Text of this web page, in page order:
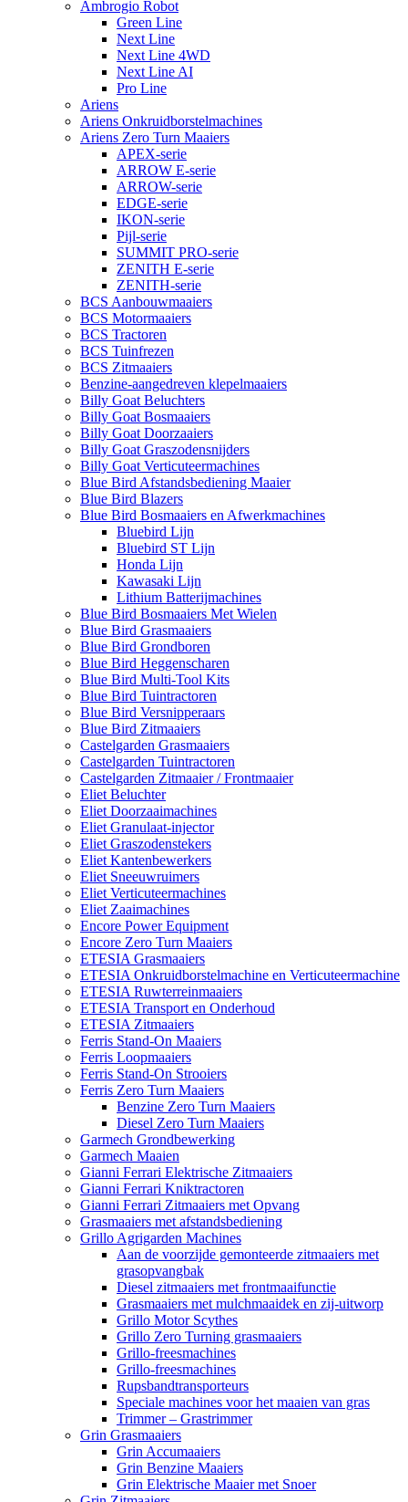
Ambrogio Robot
Green Line
Next Line
Next Line 4WD
Next Line AI
Pro Line
Ariens
Ariens Onkruidborstelmachines
Ariens Zero Turn Maaiers
APEX-serie
ARROW E-serie
ARROW-serie
EDGE-serie
IKON-serie
Pijl-serie
SUMMIT PRO-serie
ZENITH E-serie
ZENITH-serie
BCS Aanbouwmaaiers
BCS Motormaaiers
BCS Tractoren
BCS Tuinfrezen
BCS Zitmaaiers
Benzine-aangedreven klepelmaaiers
Billy Goat Beluchters
Billy Goat Bosmaaiers
Billy Goat Doorzaaiers
Billy Goat Graszodensnijders
Billy Goat Verticuteermachines
Blue Bird Afstandsbediening Maaier
Blue Bird Blazers
Blue Bird Bosmaaiers en Afwerkmachines
Bluebird Lijn
Bluebird ST Lijn
Honda Lijn
Kawasaki Lijn
Lithium Batterijmachines
Blue Bird Bosmaaiers Met Wielen
Blue Bird Grasmaaiers
Blue Bird Grondboren
Blue Bird Heggenscharen
Blue Bird Multi-Tool Kits
Blue Bird Tuintractoren
Blue Bird Versnipperaars
Blue Bird Zitmaaiers
Castelgarden Grasmaaiers
Castelgarden Tuintractoren
Castelgarden Zitmaaier / Frontmaaier
Eliet Beluchter
Eliet Doorzaaimachines
Eliet Granulaat-injector
Eliet Graszodenstekers
Eliet Kantenbewerkers
Eliet Sneeuwruimers
Eliet Verticuteermachines
Eliet Zaaimachines
Encore Power Equipment
Encore Zero Turn Maaiers
ETESIA Grasmaaiers
ETESIA Onkruidborstelmachine en Verticuteermachine
ETESIA Ruwterreinmaaiers
ETESIA Transport en Onderhoud
ETESIA Zitmaaiers
Ferris Stand-On Maaiers
Ferris Loopmaaiers
Ferris Stand-On Strooiers
Ferris Zero Turn Maaiers
Benzine Zero Turn Maaiers
Diesel Zero Turn Maaiers
Garmech Grondbewerking
Garmech Maaien
Gianni Ferrari Elektrische Zitmaaiers
Gianni Ferrari Kniktractoren
Gianni Ferrari Zitmaaiers met Opvang
Grasmaaiers met afstandsbediening
Grillo Agrigarden Machines
Aan de voorzijde gemonteerde zitmaaiers met
grasopvangbak
Diesel zitmaaiers met frontmaaifunctie
Grasmaaiers met mulchmaaidek en zij-uitworp
Grillo Motor Scythes
Grillo Zero Turning grasmaaiers
Grillo-freesmachines
Grillo-freesmachines
Rupsbandtransporteurs
Speciale machines voor het maaien van gras
Trimmer – Grastrimmer
Grin Grasmaaiers
Grin Accumaaiers
Grin Benzine Maaiers
Grin Elektrische Maaier met Snoer